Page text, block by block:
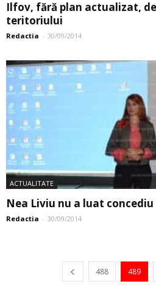
Ilfov, fără plan actualizat,
teritoriului
Redactia - 30/09/2014
ACTUALITATE
Nea Liviu nu a luat concediu
Redactia - 30/09/2014
488 489